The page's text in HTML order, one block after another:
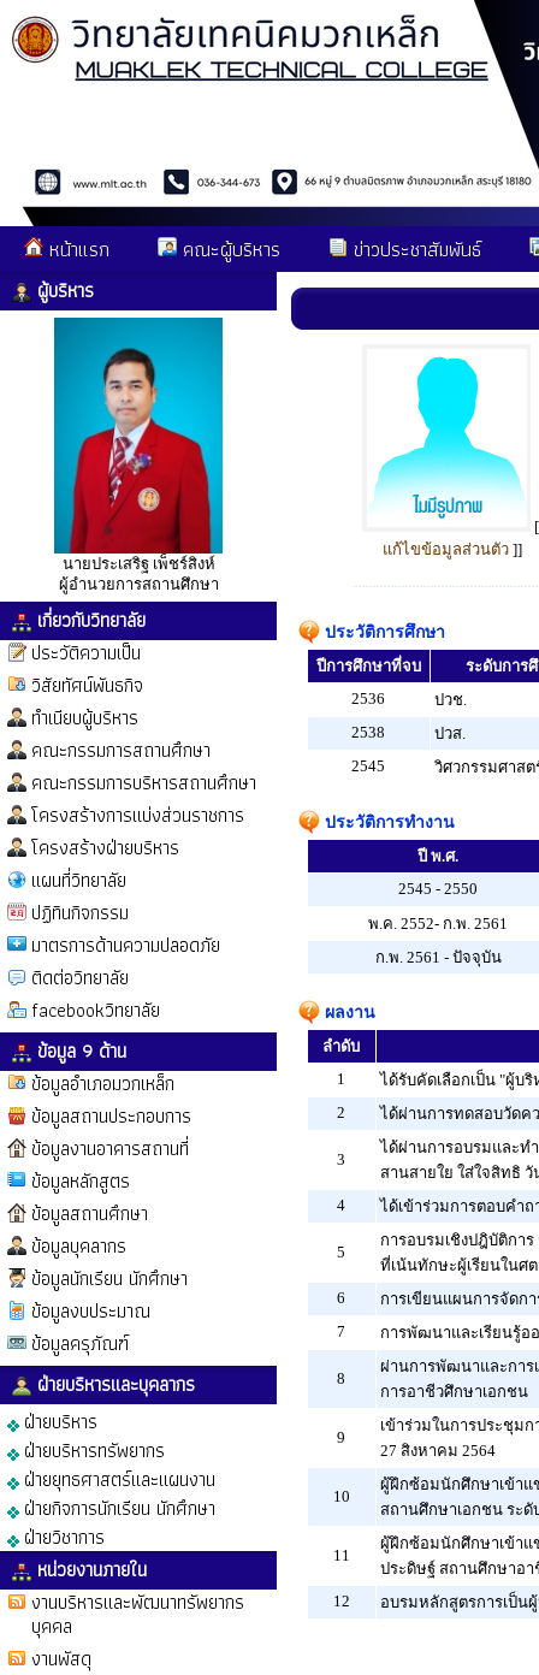
หน้าแรก คณะผู้บริหาร ข่าวประชาสัมพันธ์
ผู้บริหาร
นายประเสริฐ เพ็ชร์สิงห์
ผู้อำนวยการสถานศึกษา
เกี่ยวกับวิทยาลัย
ประวัติความเป็น
วิสัยทัศน์พันธกิจ
ทำเนียบผู้บริหาร
คณะกรรมการสถานศึกษา
คณะกรรมการบริหารสถานศึกษา
โครงสร้างการแบ่งส่วนราชการ
โครงสร้างฝ่ายบริหาร
แผนที่วิทยาลัย
ปฏิทินกิจกรรม
มาตรการด้านความปลอดภัย
ติดต่อวิทยาลัย
facebookวิทยาลัย
ข้อมูล 9 ด้าน
ข้อมูลอำเภอมวกเหล็ก
ข้อมูลสถานประกอบการ
ข้อมูลงานอาคารสถานที่
ข้อมูลหลักสูตร
ข้อมูลสถานศึกษา
ข้อมูลบุคลากร
ข้อมูลนักเรียน นักศึกษา
ข้อมูลงบประมาณ
ข้อมูลครุภัณฑ์
ฝ่ายบริหารและบุคลากร
ฝ่ายบริหาร
ฝ่ายบริหารทรัพยากร
ฝ่ายยุทธศาสตร์และแผนงาน
ฝ่ายกิจการนักเรียน นักศึกษา
ฝ่ายวิชาการ
หน่วยงานภายใน
งานบริหารและพัฒนาทรัพยากร
บุคคล
งานพัสดุ
แก้ไขข้อมูลส่วนตัว ]]
ประวัติการศึกษา
ปีการศึกษาที่จบ
ระดับการ
2536
ปวช.
2538
ปวส.
2545
วิศวกรรมศาส
ประวัติการทำงาน
ปี พ.ศ.
2545 - 2550
พ.ค. 2552- ก.พ. 2561
ก.พ. 2561 - ปัจจุบัน
ผลงาน
ลำดับ
1
ได้รับคัดเลือกเป็น "ผู้บ
2
ได้ผ่านการทดสอบวัดค
3
ได้ผ่านการอบรมและท
สานสายใย ใส่ใจสิทธิ
4
ได้เข้าร่วมการตอบคำ
5
การอบรมเชิงปฎิบัติกา
ที่เน้นทักษะผู้เรียนในศ
6
การเขียนแผนการจัดก
7
การพัฒนาและเรียนรู้อ
8
ผ่านการพัฒนาและการ
การอาชีวศึกษาเอกชน
9
เข้าร่วมในการประชุม
27 สิงหาคม 2564
10
ผู้ฝึกซ้อมนักศึกษาเข้าแ
สถานศึกษาเอกชน ระ
11
ผู้ฝึกซ้อมนักศึกษาเข้าแ
ประดิษฐ์ สถานศึกษาอา
12
อบรมหลักสูตรการเป็น